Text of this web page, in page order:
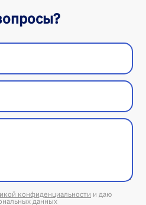
конфиденциальности и даю
данных